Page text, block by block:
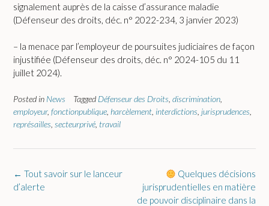
signalement auprès de la caisse d’assurance maladie
(Défenseur des droits, déc. n° 2022-234, 3 janvier 2023)
– la menace par l’employeur de poursuites judiciaires de façon
injustifiée (Défenseur des droits, déc. n° 2024-105 du 11
juillet 2024).
Posted in News Tagged Défenseur des Droits discrimination
employeur, fonctionpublique harcèlement interdictions jurisprudences
représailles secteurprivé travail
Post
navigation
Quelques décisions
jurisprudentielles en matière
de pouvoir disciplinaire dans la
← Tout savoir sur le lanceur
d’alerte